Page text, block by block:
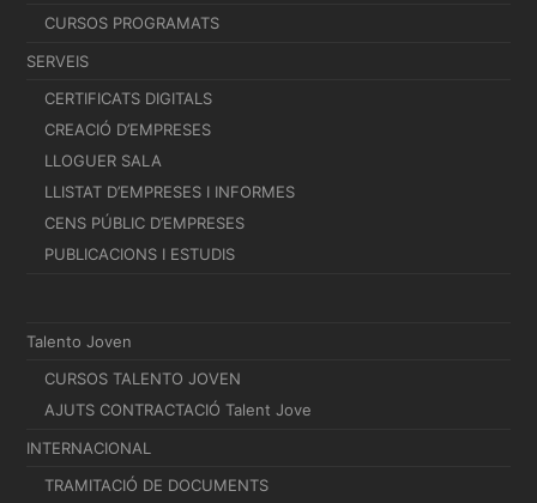
CURSOS PROGRAMATS
SERVEIS
CERTIFICATS DIGITALS
CREACIÓ D’EMPRESES
LLOGUER SALA
LLISTAT D’EMPRESES I INFORMES
CENS PÚBLIC D’EMPRESES
PUBLICACIONS I ESTUDIS
Talento Joven
CURSOS TALENTO JOVEN
AJUTS CONTRACTACIÓ Talent Jove
INTERNACIONAL
TRAMITACIÓ DE DOCUMENTS